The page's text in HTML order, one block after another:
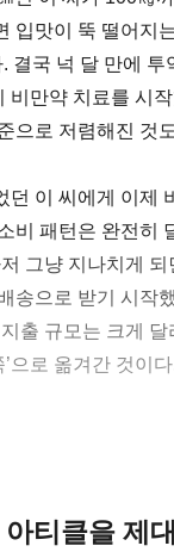
입맛이 뚝 떨어지
결국 넉 달 만에 투
만약 치료를 시
으로 저렴해진 것
던 이 씨에게 이제
비 패턴은 완전히
그냥 지나치게
송으로 받기 시작
출 규모는 크게
으로 옮겨간 것이
티클을 제